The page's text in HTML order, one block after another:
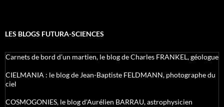
LES BLOGS FUTURA-SCIENCES
Carnets de bord d’un martien, le blog de Charles FRANKEL, géologue
CIELMANIA : le blog de Jean-Baptiste FELDMANN, photographe du
ciel
COSMOGONIES, le blog d'Aurélien BARRAU, astrophysicien